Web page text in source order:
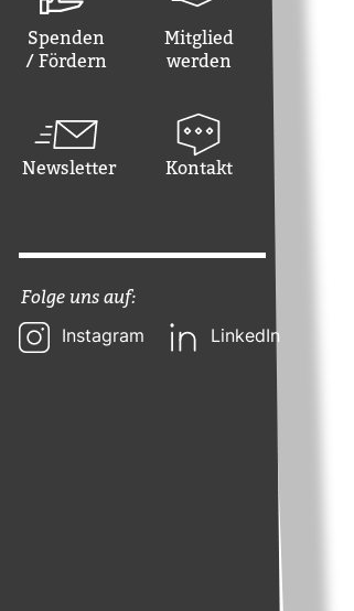
Spenden
/ Fördern
Mitglied
werden
Newsletter Kontakt
Folge uns auf:
Instagram LinkedIn